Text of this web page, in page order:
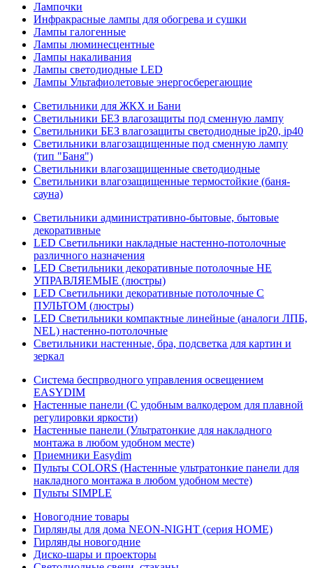
Лампочки
Инфракрасные лампы для обогрева и сушки
Лампы галогенные
Лампы люминесцентные
Лампы накаливания
Лампы светодиодные LED
Лампы Ультафиолетовые энергосберегающие
Светильники для ЖКХ и Бани
Светильники БЕЗ влагозащиты под сменную лампу
Светильники БЕЗ влагозащиты светодиодные ip20, ip40
Светильники влагозащищенные под сменную лампу
(тип "Баня")
Светильники влагозащищенные светодиодные
Светильники влагозащищенные термостойкие (баня-
сауна)
Светильники административно-бытовые, бытовые
декоративные
LED Cветильники накладные настенно-потолочные
различного назначения
LED Светильники декоративные потолочные НЕ
УПРАВЛЯЕМЫЕ (люстры)
LED Светильники декоративные потолочные С
ПУЛЬТОМ (люстры)
LED Светильники компактные линейные (аналоги ЛПБ,
NEL) настенно-потолочные
Светильники настенные, бра, подсветка для картин и
зеркал
Система беспрводного управления освещением
EASYDIM
Настенные панели (С удобным валкодером для плавной
регулировки яркости)
Настенные панели (Ультратонкие для накладного
монтажа в любом удобном месте)
Приемники Easydim
Пульты COLORS (Настенные ультратонкие панели для
накладного монтажа в любом удобном месте)
Пульты SIMPLE
Новогодние товары
Гирлянды для дома NEON-NIGHT (серия HOME)
Гирлянды новогодние
Диско-шары и проекторы